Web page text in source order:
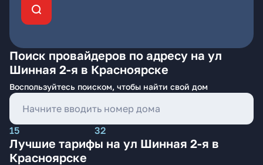
Поиск провайдеров по адресу на ул
Шинная 2-я в Красноярске
Воспользуйтесь поиском, чтобы найти свой дом
15 32
Лучшие тарифы на ул Шинная 2-я в
Красноярске